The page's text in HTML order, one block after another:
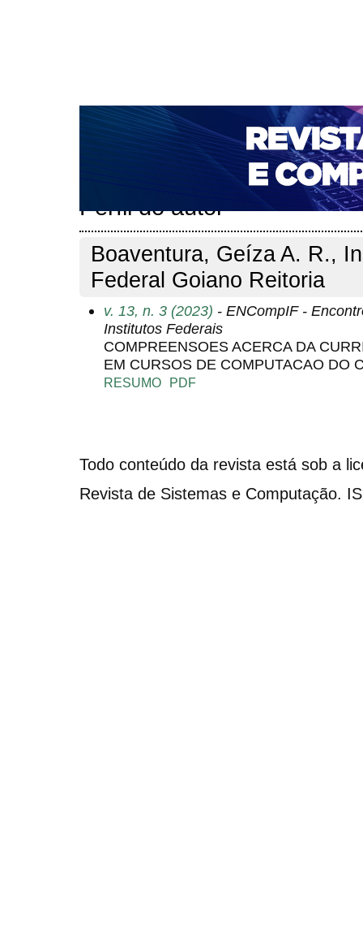
CAPA SOBRE ACESSO CADASTRO
NOTÍCIAS
PORTAL DE REVISTAS DA UNIFACS
PARA AVALIADORES
NOVA SUBMISSÃO
Perfil do autor
Boaventura, Geíza A. R.,
Federal Goiano Reitoria
v. 13, n. 3 (2023) - ENCompIF -
Institutos Federais
COMPREENSOES ACERCA DA
EM CURSOS DE COMPUTACAO DO
RESUMO PDF
Todo conteúdo da revista está sob a
Revista de Sistemas e Computação.